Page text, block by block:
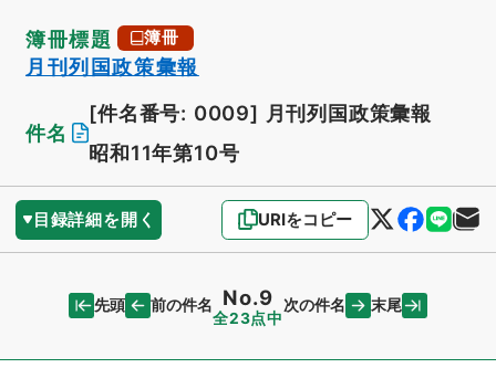
簿冊標題 簿冊
月刊列国政策彙報
件名
[件名番号: 0009] 月刊列国政策彙報
昭和11年第10号
目録詳細を開く URIをコピー
先頭 前の件名 No.9
全23点中
次の件名 末尾